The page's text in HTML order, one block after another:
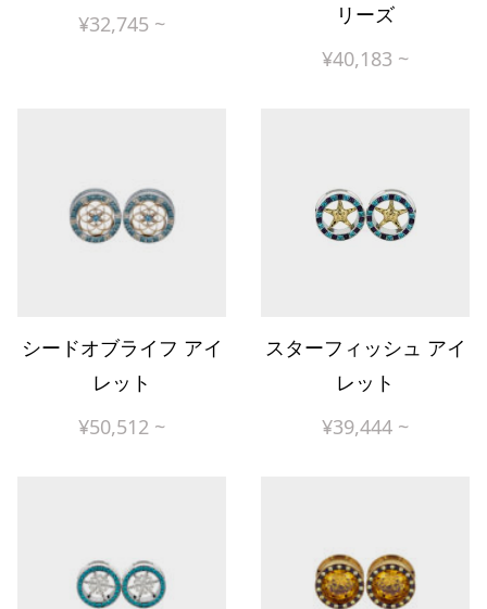
¥32,745 ~
リーズ
¥40,183 ~
シードオブライフ アイ
レット
¥50,512 ~
スターフィッシュ アイ
レット
¥39,444 ~